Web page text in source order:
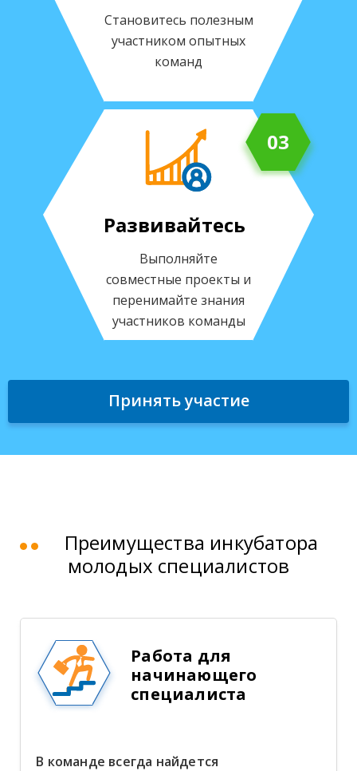
Становитесь полезным
участником опытных
команд
Развивайтесь
Выполняйте
совместные проекты и
перенимайте знания
участников команды
03
Принять участие
Преимущества инкубатора
молодых специалистов
Работа для
начинающего
специалиста
В команде всегда найдется